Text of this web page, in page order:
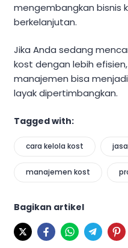
mengembangkan bisnis
berkelanjutan.
Jika Anda sedang
kost dengan lebih
manajemen bisa
layak dipertimbangkan.
Tagged with:
cara kelola kost
manajemen kost
Bagikan artikel